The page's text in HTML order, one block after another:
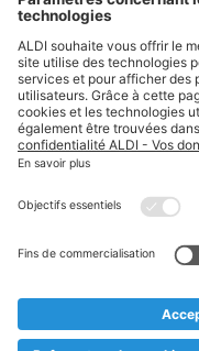
Suivez ALDI
Textes marqués d'un
* Nous vendons ces
au cas où, malgré le
prématurément en
** Sur ce site,